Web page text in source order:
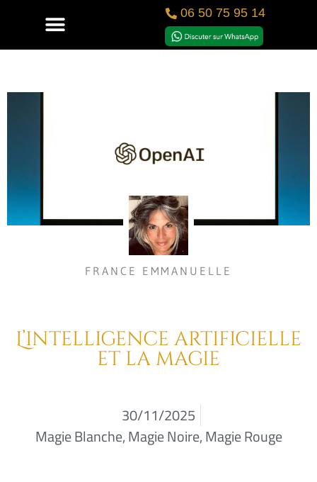
06 50 75 95 14
FRANCE EMMANUELLE
L’intelligence artificielle
et la magie
30/11/2025
Magie Blanche,Magie Noire,Magie Rouge